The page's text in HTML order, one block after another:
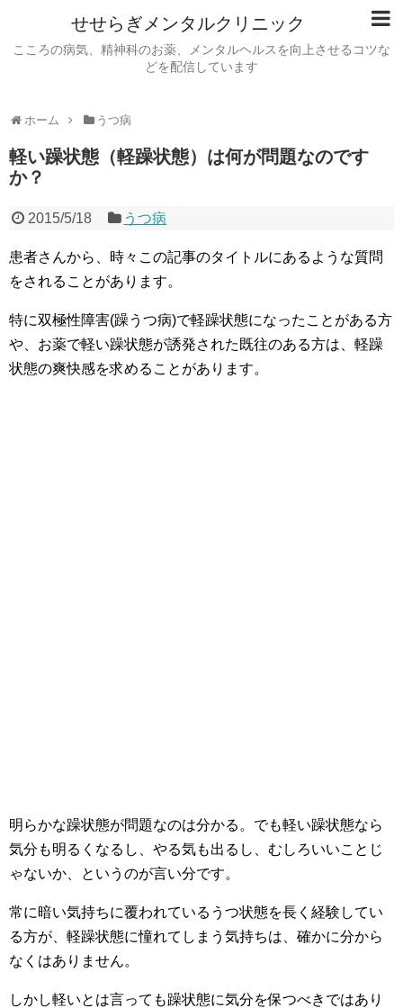
せせらぎメンタルクリニック
こころの病気、精神科のお薬、メンタルヘルスを向上させるコツな
どを配信しています
ホーム うつ病
軽い躁状態（軽躁状態）は何が問題なのです
か？
2015/5/18 うつ病
患者さんから、時々この記事のタイトルにあるような質問
をされることがあります。
特に双極性障害(躁うつ病)で軽躁状態になったことがある方
や、お薬で軽い躁状態が誘発された既往のある方は、軽躁
状態の爽快感を求めることがあります。
明らかな躁状態が問題なのは分かる。でも軽い躁状態なら
気分も明るくなるし、やる気も出るし、むしろいいことじ
ゃないか、というのが言い分です。
常に暗い気持ちに覆われているうつ状態を長く経験してい
る方が、軽躁状態に憧れてしまう気持ちは、確かに分から
なくはありません。
しかし軽いとは言っても躁状態に気分を保つべきではあり